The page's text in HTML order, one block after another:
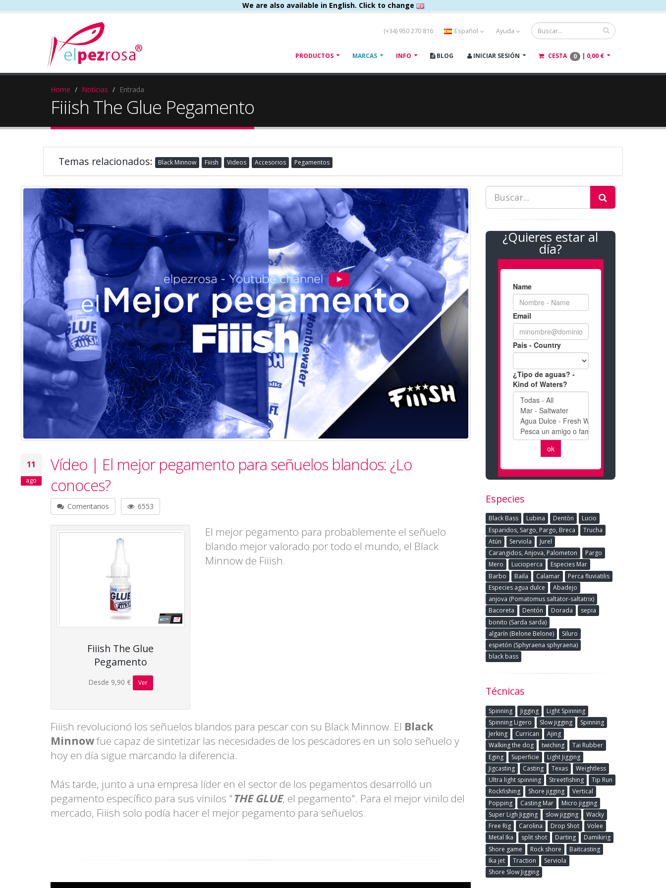
We are also available in English. Click to change
(+34) 950 270 816 Español Ayuda
PRODUCTOS MARCAS INFO BLOG INICIAR SESIÓN CESTA 0 | 0,00 €
Home Noticias Entrada
Fiiish The Glue Pegamento
Temas relacionados: Black Minnow Fiiish Videos Accesorios Pegamentos
11
ago
Vídeo | El mejor pegamento para señuelos blandos: ¿Lo
conoces?
Comentarios 6553
Fiiish The Glue
Pegamento
Desde 9,90 € Ver
El mejor pegamento para probablemente el señuelo
blando mejor valorado por todo el mundo, el Black
Minnow de Fiiish.
Fiiish revolucionó los señuelos blandos para pescar con su Black Minnow. El Black
Minnowfue capaz de sintetizar las necesidades de los pescadores en un solo señuelo y
hoy en día sigue marcando la diferencia.
Más tarde, junto a una empresa líder en el sector de los pegamentos desarrolló un
pegamento específico para sus vinilos "THE GLUE, el pegamento". Para el mejor vinilo del
mercado, Fiiish solo podía hacer el mejor pegamento para señuelos.
¿Quieres estar al
día?
Especies
Black Bass Lubina Dentòn
Lucio
Esparidos, Sargo, Pargo, Breca
Trucha
Atún
Serviola
Jurel
Carangidos, Anjova, Palometon
Pargo
Mero
Lucioperca
Especies Mar
Barbo
Baila Calamar
Perca fluviatilis
Especies agua dulce
Abadejo
anjova (Pomatomus saltator-saltatrix)
Bacoreta
Dentón Dorada
sepia
bonito (Sarda sarda)
algarín (Belone Belone)
Siluro
espetón (Sphyraena sphyraena)
black bass
Técnicas
Spinning Jigging
Light Spinning
Spinning Ligero
Slow jigging
Spinning
Jerking
Currican
Ajing
Walking the dog
twiching
Tai Rubber
Eging
Superficie
Light Jigging
Jigcasting
Casting Texas
Weightless
Ultra light spinning
Streetfishing
Tip Run
Rockfishing
Shore jigging
Vertical
Popping
Casting Mar
Micro jigging
Super Ligh Jigging
slow jigging
Wacky
Free Rig
Carolina Drop Shot
Volee
Metal Ika
split shot Darting
Damikirig
Shore game
Rock shore
Baitcasting
Ika jet
Traction
Serviola
Shore Slow Jigging